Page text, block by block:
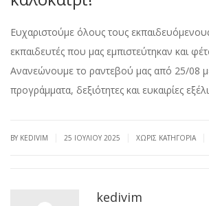
Ευχαριστούμε όλους τους
εκπαιδευτές που μας εμπιστεύτηκαν και
Ανανεώνουμε το ραντεβού μας από 25/08
προγράμματα, δεξιότητες και ευκαιρίες
BY KEDIVIM 25 ΙΟΥΛΊΟΥ 2025 ΧΩΡΊΣ ΚΑΤΗΓΟΡΊΑ
kedivim